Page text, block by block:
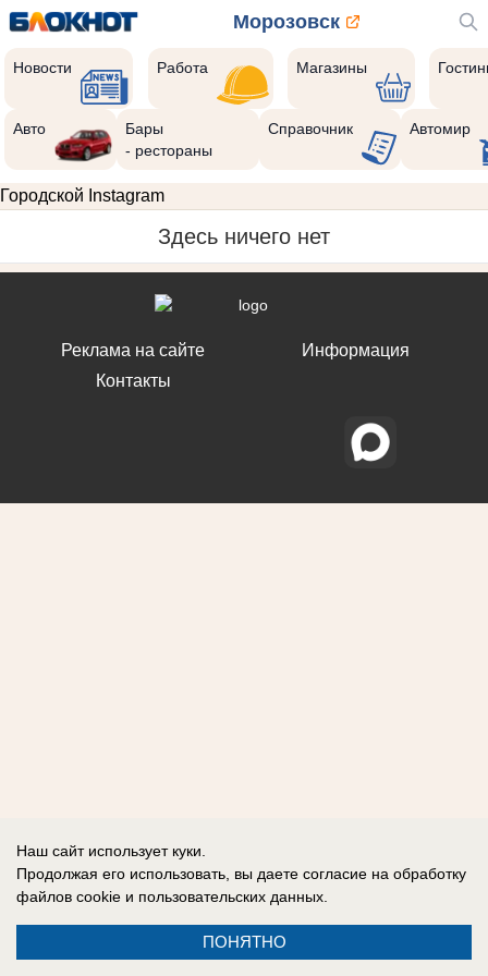
Морозовск
Новости Работа Магазины
Авто
Бары
- рестораны
Справочник Автомир
Городской Instagram
Здесь ничего нет
Реклама на сайте
Контакты
Информация
Наш сайт использует куки.
Продолжая его использовать, вы даете согласие на обработку
файлов cookie и пользовательских данных.
ПОНЯТНО